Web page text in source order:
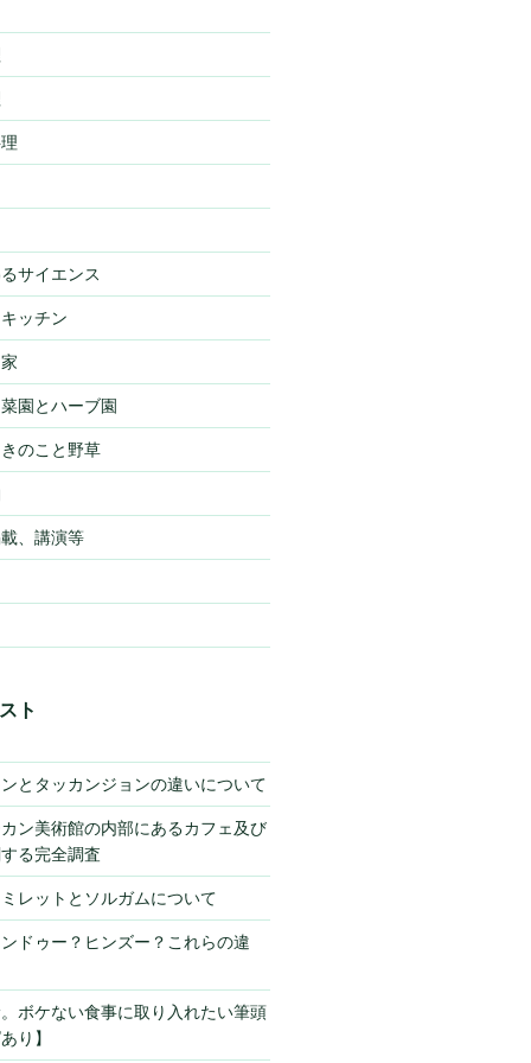
サイエンス
ッチン
園とハーブ園
のこと野草
、講演等
ト
とタッカンジョンの違いについて
カン美術館の内部にあるカフェ及び
る完全調査
ミレットとソルガムについて
ドゥー？ヒンズー？これらの違
ボケない食事に取り入れたい筆頭
り】